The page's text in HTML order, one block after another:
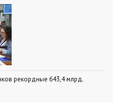
рекордные 643,4 млрд.